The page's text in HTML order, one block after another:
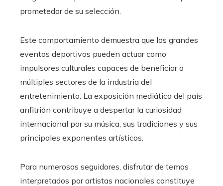
prometedor de su selección.
Este comportamiento demuestra que los grandes
eventos deportivos pueden actuar como
impulsores culturales capaces de beneficiar a
múltiples sectores de la industria del
entretenimiento. La exposición mediática del país
anfitrión contribuye a despertar la curiosidad
internacional por su música, sus tradiciones y sus
principales exponentes artísticos.
Para numerosos seguidores, disfrutar de temas
interpretados por artistas nacionales constituye